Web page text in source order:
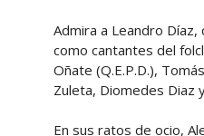
Admira a Leandro
como cantantes del
Oñate (Q.E.P.D.),
Zuleta, Diomedes Diaz
En sus ratos de ocio,